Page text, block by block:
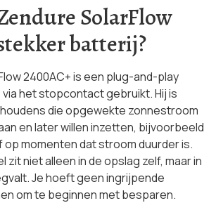
SolarFlow
batterij?
2400AC+ is een plug-and-play
het stopcontact gebruikt. Hij is
die opgewekte zonnestroom
en later willen inzetten, bijvoorbeeld
op momenten dat stroom duurder is.
niet alleen in de opslag zelf, maar in
Je hoeft geen ingrijpende
om te beginnen met besparen.